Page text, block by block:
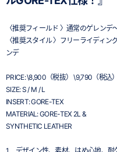
〈推奨フィールド 〉通常のゲレンデ
〈推奨スタイル 〉フリーライディン
ンデ
PRICE: \8,900（税抜） \9,790（税込）
SIZE: S / M / L
INSERT: GORE-TEX
MATERIAL: GORE-TEX 2L &
SYNTHETIC LEATHER